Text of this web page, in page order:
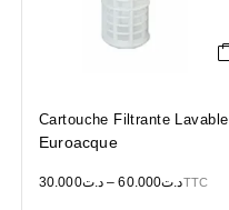
Cartouche Filtrante Lavable
Euroacque
د.ت30.000 – د.ت60.000 TTC